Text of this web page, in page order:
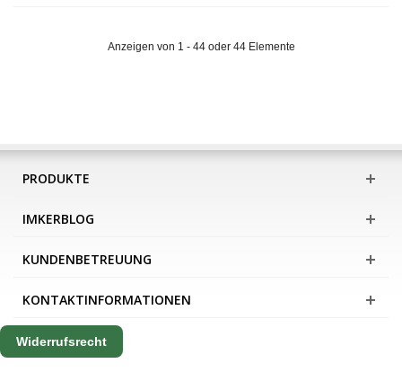
Anzeigen von 1 - 44 oder 44 Elemente
PRODUKTE
IMKERBLOG
KUNDENBETREUUNG
KONTAKTINFORMATIONEN
Widerrufsrecht